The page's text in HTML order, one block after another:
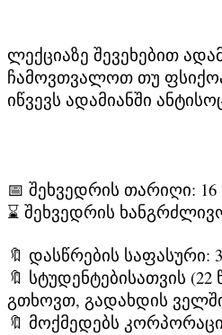
ლექციაზე შევეხებით
ჩამოვთვალოთ თუ
იწვევს ადამიანში
📅 შეხვედრის თარიღი: 16
⌛ შეხვედრის
🔖 დასწრების საფასური:
🔖 სტუდენტებისათვის
გთხოვთ, გადახდის
🔖 მოქმედებს